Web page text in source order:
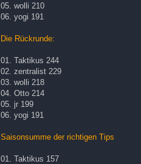
05. wolli 210
06. yogi 191
Die Rückrunde:
01. Taktikus 244
02. zentralist 229
03. wolli 218
04. Otto 214
05. jr 199
06. yogi 191
Saisonsumme der richtigen Tips
01. Taktikus 157